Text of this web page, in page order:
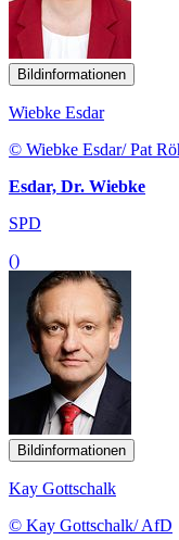
Bildinformationen
Wiebke Esdar
© Wiebke Esdar/ Pat
Esdar, Dr. Wiebke
SPD
()
Bildinformationen
Kay Gottschalk
© Kay Gottschalk/ AfD